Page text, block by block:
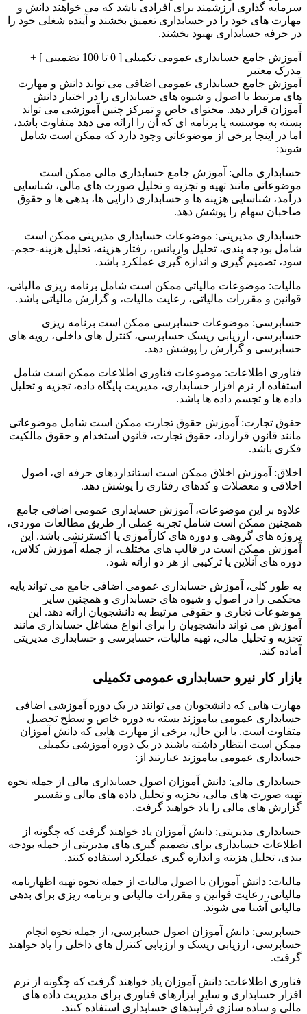
سرمایه گذاری ارزشمند برای افرادی باشد که می خواهند دانش و
مهارت های خود را در حسابداری تعمیق بخشند و آینده شغلی خود را
در حرفه حسابداری بهبود بخشند.
آموزش جامع حسابداری عمومی تکمیلی [ 0 تا 100 تضمینی ] +
مدرک معتبر
آموزش جامع حسابداری عمومی اضافی می تواند دانش و مهارت
های مرتبط با اصول و شیوه های حسابداری را در اختیار دانش
آموزان قرار دهد. محتوای خاص و تمرکز چنین آموزشی می تواند
بسته به موسسه یا برنامه ای که آن را ارائه می دهد متفاوت باشد،
اما در اینجا برخی از موضوعاتی وجود دارد که ممکن است شامل
شوند:
حسابداری مالی: آموزش جامع حسابداری مالی ممکن است
موضوعاتی مانند تهیه و تجزیه و تحلیل صورت های مالی، شناسایی
درآمد، شناسایی هزینه ها و حسابداری دارایی ها، بدهی ها و حقوق
صاحبان سهام را پوشش دهد.
حسابداری مدیریتی: موضوعات حسابداری مدیریتی ممکن است
شامل بودجه بندی، تحلیل واریانس، رفتار هزینه، تحلیل هزینه-حجم-
سود، تصمیم گیری و اندازه گیری عملکرد باشد.
مالیات: موضوعات مالیاتی ممکن است شامل برنامه ریزی مالیاتی،
قوانین و مقررات مالیاتی، رعایت مالیات، و گزارش مالیاتی باشد.
حسابرسی: موضوعات حسابرسی ممکن است برنامه ریزی
حسابرسی، ارزیابی ریسک حسابرسی، کنترل های داخلی، رویه های
حسابرسی و گزارش را پوشش دهد.
فناوری اطلاعات: موضوعات فناوری اطلاعات ممکن است شامل
استفاده از نرم افزار حسابداری، مدیریت پایگاه داده، تجزیه و تحلیل
داده ها و تجسم داده ها باشد.
حقوق تجارت: آموزش حقوق تجارت ممکن است شامل موضوعاتی
مانند قانون قرارداد، حقوق تجارت، قانون استخدام و حقوق مالکیت
فکری باشد.
اخلاق: آموزش اخلاق ممکن است استانداردهای حرفه ای، اصول
اخلاقی و معضلات و کدهای رفتاری را پوشش دهد.
علاوه بر این موضوعات، آموزش حسابداری عمومی اضافی جامع
همچنین ممکن است شامل تجربه عملی از طریق مطالعات موردی،
پروژه های گروهی و دوره های کارآموزی یا اکسترنشی باشد. این
آموزش ممکن است در قالب های مختلف، از جمله آموزش کلاس،
دوره های آنلاین یا ترکیبی از هر دو ارائه شود.
به طور کلی، آموزش حسابداری عمومی اضافی جامع می تواند پایه
محکمی را در اصول و شیوه های حسابداری و همچنین سایر
موضوعات تجاری و حقوقی مرتبط به دانشجویان ارائه دهد. این
آموزش می تواند دانشجویان را برای انواع مشاغل حسابداری مانند
تجزیه و تحلیل مالی، تهیه مالیات، حسابرسی و حسابداری مدیریتی
آماده کند.
بازار کار نیرو حسابداری عمومی تکمیلی
مهارت هایی که دانشجویان می توانند در یک دوره آموزشی اضافی
حسابداری عمومی بیاموزند بسته به دوره خاص و سطح تحصیل
متفاوت است. با این حال، برخی از مهارت هایی که دانش آموزان
ممکن است انتظار داشته باشند در یک دوره آموزشی تکمیلی
حسابداری عمومی بیاموزند عبارتند از:
حسابداری مالی: دانش آموزان اصول حسابداری مالی از جمله نحوه
تهیه صورت های مالی، تجزیه و تحلیل داده های مالی و تفسیر
گزارش های مالی را یاد خواهند گرفت.
حسابداری مدیریتی: دانش آموزان یاد خواهند گرفت که چگونه از
اطلاعات حسابداری برای تصمیم گیری های مدیریتی از جمله بودجه
بندی، تحلیل هزینه و اندازه گیری عملکرد استفاده کنند.
مالیات: دانش آموزان با اصول مالیات از جمله نحوه تهیه اظهارنامه
مالیاتی، رعایت قوانین و مقررات مالیاتی و برنامه ریزی برای بدهی
مالیاتی آشنا می شوند.
حسابرسی: دانش آموزان اصول حسابرسی، از جمله نحوه انجام
حسابرسی، ارزیابی ریسک و ارزیابی کنترل های داخلی را یاد خواهند
گرفت.
فناوری اطلاعات: دانش آموزان یاد خواهند گرفت که چگونه از نرم
افزار حسابداری و سایر ابزارهای فناوری برای مدیریت داده های
مالی و ساده سازی فرآیندهای حسابداری استفاده کنند.